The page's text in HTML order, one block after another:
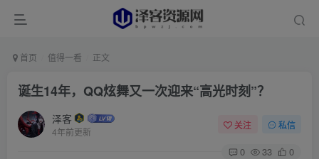
首页 值得一看 正文
诞生14年，QQ炫舞又一次迎来“高光时刻”？
泽客
4年前更新
关注 私信
0 33 0